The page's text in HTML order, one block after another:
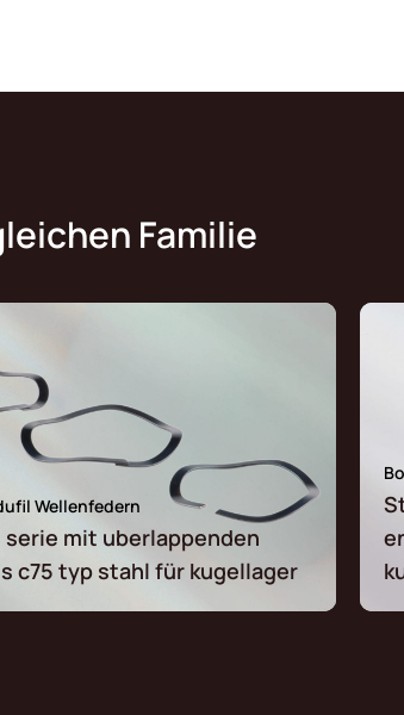
Familie
Wellenfedern
serie mit uberlappenden
c75 typ stahl für kugellager